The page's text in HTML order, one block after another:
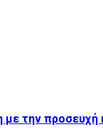
την προσευχή